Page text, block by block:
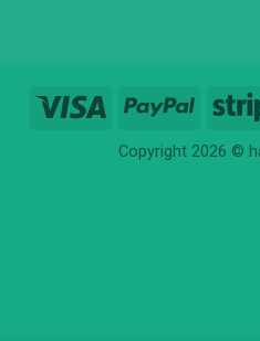
Copyright 2026 ©